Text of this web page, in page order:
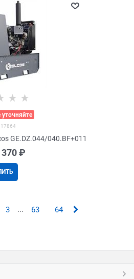
уточняйте
GE.DZ.044/040.BF+011
₽
3 ... 63 64